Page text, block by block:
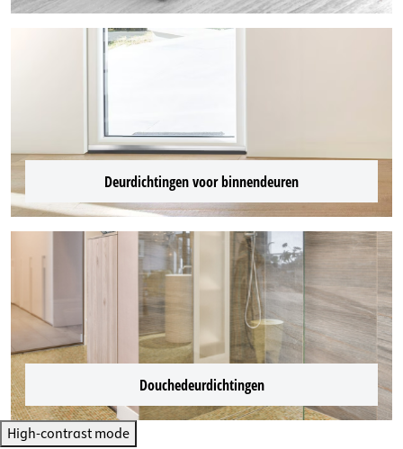
Deurdichtingen voor binnendeuren
Douchedeurdichtingen
High-contrast mode